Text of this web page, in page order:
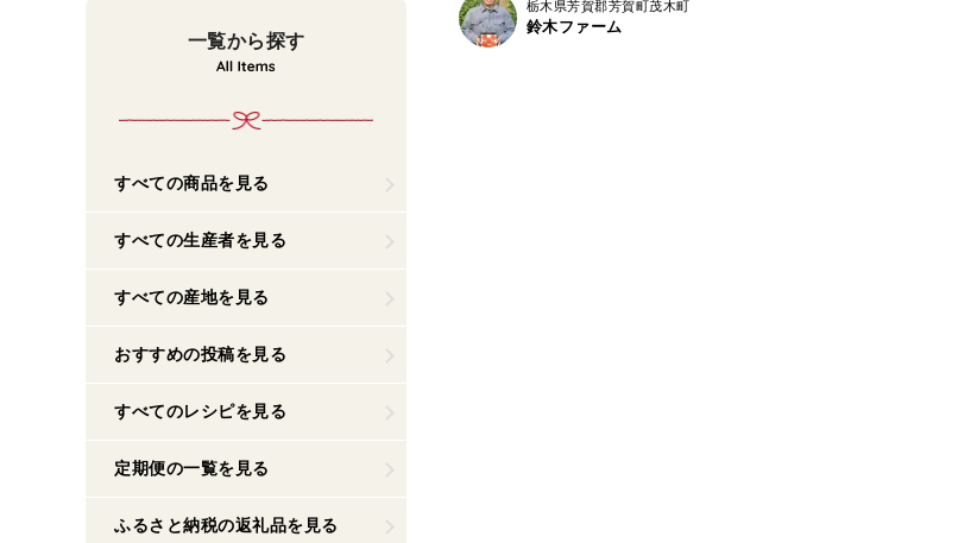
一覧から探す
すべての商品を見る
すべての生産者を見る
すべての産地を見る
おすすめの投稿を見る
すべてのレシピを見る
定期便の一覧を見る
ふるさと納税の返礼品を見る
栃木県芳賀郡芳賀町茂木町
鈴木ファーム